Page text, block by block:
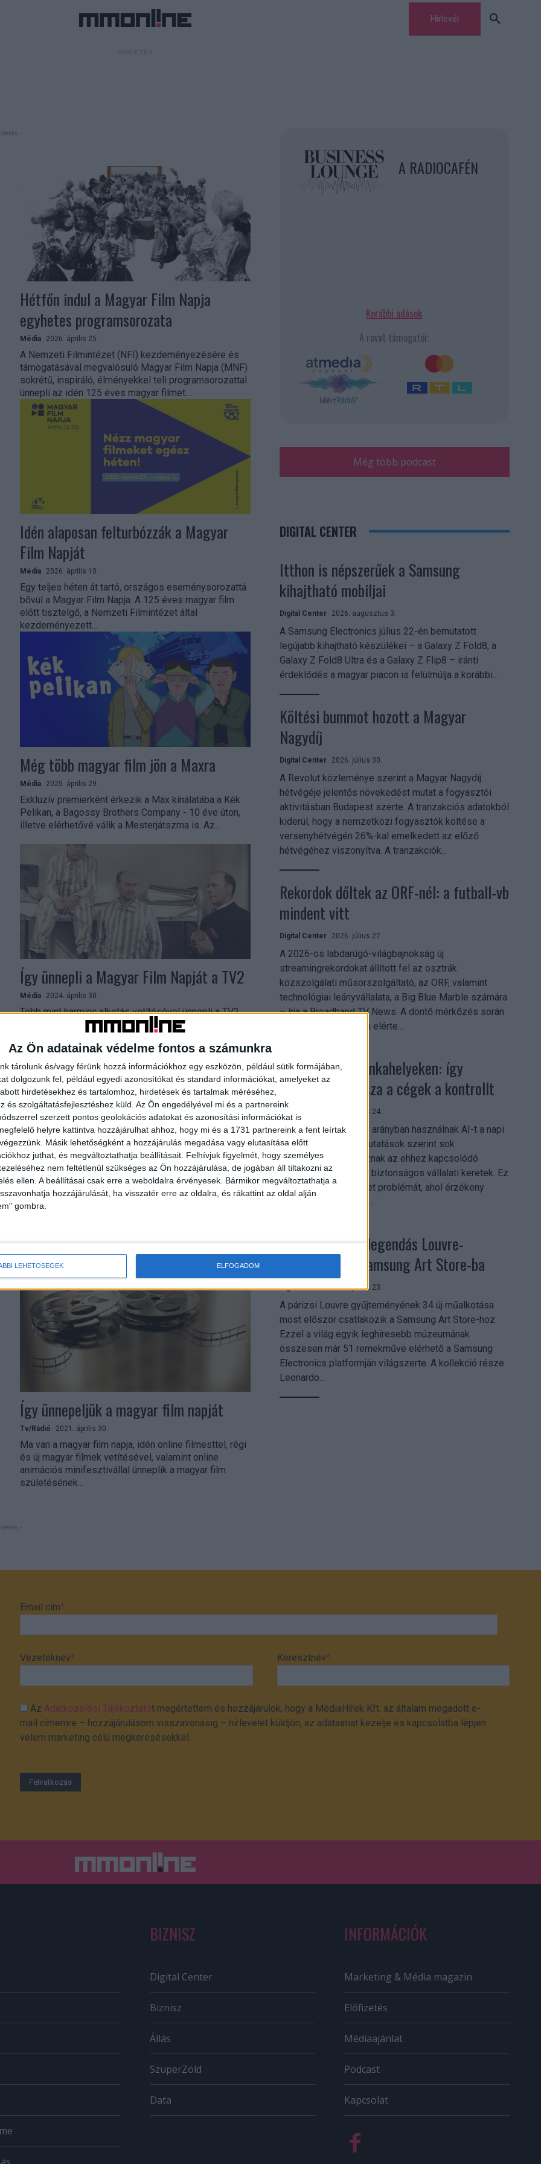
Az Ön adatainak védelme fontos a számunkra
tárolunk és/vagy férünk hozzá információkhoz egy eszközön, például sütik formájában,
dolgozunk fel, például egyedi azonosítókat és standard információkat, amelyeket az
hirdetésekhez és tartalomhoz, hirdetések és tartalmak méréséhez,
és szolgáltatásfejlesztéshez küld. Az Ön engedélyével mi és a partnereink
szerzett pontos geolokációs adatokat és azonosítási információkat is
helyre kattintva hozzájárulhat ahhoz, hogy mi és a 1731 partnereink a fent leírtak
Másik lehetőségként a hozzájárulás megadása vagy elutasítása előtt
juthat, és megváltoztathatja beállításait. Felhívjuk figyelmét, hogy személyes
nem feltétlenül szükséges az Ön hozzájárulása, de jogában áll tiltakozni az
ellen. A beállításai csak erre a weboldalra érvényesek. Bármikor megváltoztathatja a
hozzájárulását, ha visszatér erre az oldalra, és rákattint az oldal alján
gombra.
LEHETŐSÉGEK ELFOGADOM
Hírlevél
-
Hétfőn indul a Magyar Film Napja
egyhetes programsorozata
Média 2026. április 25.
A Nemzeti Filmintézet (NFI) kezdeményezésére és
támogatásával megvalósuló Magyar Film Napja (MNF)
sokrétű, inspiráló, élményekkel teli programsorozattal
ünnepli az idén 125 éves magyar filmet....
Idén alaposan felturbózzák a Magyar
Film Napját
Média 2026. április 10.
Egy teljes héten át tartó, országos eseménysorozattá
bővül a Magyar Film Napja. A 125 éves magyar film
előtt tisztelgő, a Nemzeti Filmintézet által
kezdeményezett...
Még több magyar film jön a Maxra
Média 2025. április 29.
Exkluzív premierként érkezik a Max kínálatába a Kék
Pelikan, a Bagossy Brothers Company - 10 éve úton,
illetve elérhetővé válik a Mesterjátszma is. Az...
Így ünnepli a Magyar Film Napját a TV2
Média 2024. április 30.
Több mint harminc alkotás vetítésével ünnepli a TV2
Csoport a Magyar Film Napját. Nemcsak április 30-án,
Magyar filmek özöne jön az RTL-en
Tv/Rádió
minden képernyőn....
Így ünnepeljük a magyar film napját
Tv/Rádió 2021. április 30.
Ma van a magyar film napja, idén online filmesttel, régi
és új magyar filmek vetítésével, valamint online
animációs minifesztivállal ünneplik a magyar film
születésének...
-
A RADIOCAFÉN
Korábbi adások
A rovat támogatói:
Még több podcast
DIGITAL CENTER
Itthon is népszerűek a Samsung
kihajtható mobiljai
Digital Center 2026. augusztus 3.
A Samsung Electronics július 22-én bemutatott
legújabb kihajtható készülékei – a Galaxy Z Fold8, a
Galaxy Z Fold8 Ultra és a Galaxy Z Flip8 – iránti
érdeklődés a magyar piacon is felülmúlja a korábbi...
Költési bummot hozott a Magyar
Nagydíj
Digital Center 2026. július 30.
A Revolut közleménye szerint a Magyar Nagydíj
hétvégéje jelentős növekedést mutat a fogyasztói
aktivitásban Budapest szerte. A tranzakciós adatokból
kiderül, hogy a nemzetközi fogyasztók költése a
versenyhétvégén 26%-kal emelkedett az előző
hétvégéhez viszonyítva. A tranzakciók...
Rekordok dőltek az ORF-nél: a futball-vb
mindent vitt
Digital Center 2026. július 27.
A 2026-os labdarúgó-világbajnokság új
streamingrekordokat állított fel az osztrák
közszolgálati műsorszolgáltató, az ORF, valamint
technológiai leányvállalata, a Big Blue Marble számára
– írja a Broadband TV News. A döntő mérkőzés során
az átlagos nézőszám elérte...
Shadow AI a munkahelyeken: így
szerezhetik vissza a cégek a kontrollt
2026. július 24.
A munkavállalók nagy arányban használnak AI-t a napi
munkában, ám friss kutatások szerint sok
szervezetnél hiányoznak az ehhez kapcsolódó
világos irányelvek és biztonságos vállalati keretek. Ez
különösen ott jelenthet problémát, ahol érzékeny
üzleti információkkal...
Megérkezett a legendás Louvre-
gyűjtemény a Samsung Art Store-ba
Digital Center 2026. július 23.
A párizsi Louvre gyűjteményének 34 új műalkotása
most először csatlakozik a Samsung Art Store-hoz.
Ezzel a világ egyik leghíresebb múzeumának
összesen már 51 remekműve elérhető a Samsung
Electronics platformján világszerte. A kollekció része
Leonardo...
Email cím*
Vezetéknév* Keresztnév*
Az Adatkezelési Tájékoztatót megértettem és hozzájárulok, hogy a MédiaHírek Kft. az általam megadott e-
mail címemre – hozzájárulásom visszavonásig – hírlevelet küldjön, az adataimat kezelje és kapcsolatba lépjen
velem marketing célú megkeresésekkel.
BIZNISZ
Digital Center
Biznisz
Állás
SzuperZöld
Data
INFORMÁCIÓK
Marketing & Média magazin
Előfizetés
Médiaajánlat
Podcast
Kapcsolat